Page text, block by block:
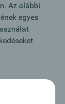
Az alábbi
egyes
a